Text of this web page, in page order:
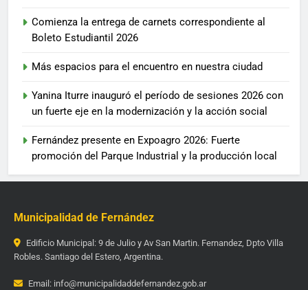
Comienza la entrega de carnets correspondiente al
Boleto Estudiantil 2026
Más espacios para el encuentro en nuestra ciudad
Yanina Iturre inauguró el período de sesiones 2026 con
un fuerte eje en la modernización y la acción social
Fernández presente en Expoagro 2026: Fuerte
promoción del Parque Industrial y la producción local
Municipalidad de Fernández
Edificio Municipal: 9 de Julio y Av San Martin. Fernandez, Dpto Villa
Robles. Santiago del Estero, Argentina.
Email: info@municipalidaddefernandez.gob.ar